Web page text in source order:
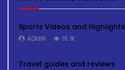
Sports Videos and Highlights
ADMIN 16.1K
Travel guides and reviews